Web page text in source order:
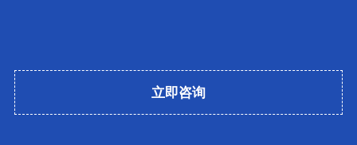
立即咨询